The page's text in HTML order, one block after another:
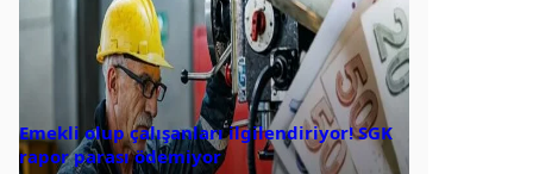
Emekli olup çalışanları ilgilendiriyor! SGK
rapor parası ödemiyor